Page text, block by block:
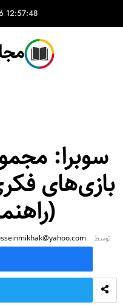
12:57:48 PM
سوبرا:
بازی‌های
توسط